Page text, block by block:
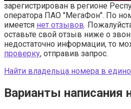
зарегистрирован в регионе
оператора ПАО "МегаФон". По
имеется нет отзывов.
оставьте свой отзыв ниже о
недостаточно информации, то
проверку, отправив запрос.
Найти владельца номера в
Варианты написания